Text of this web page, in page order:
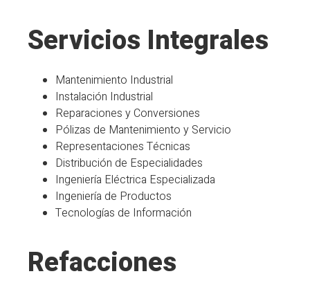
Servicios Integrales
Mantenimiento Industrial
Instalación Industrial
Reparaciones y Conversiones
Pólizas de Mantenimiento y Servicio
Representaciones Técnicas
Distribución de Especialidades
Ingeniería Eléctrica Especializada
Ingeniería de Productos
Tecnologías de Información
Refacciones